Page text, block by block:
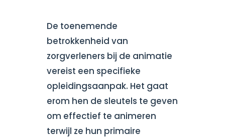
De toenemende
betrokkenheid van
zorgverleners bij de animatie
vereist een specifieke
opleidingsaanpak. Het gaat
erom hen de sleutels te geven
om effectief te animeren
terwijl ze hun primaire